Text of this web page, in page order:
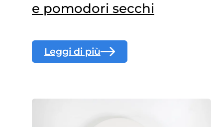
e pomodori secchi
Leggi di più